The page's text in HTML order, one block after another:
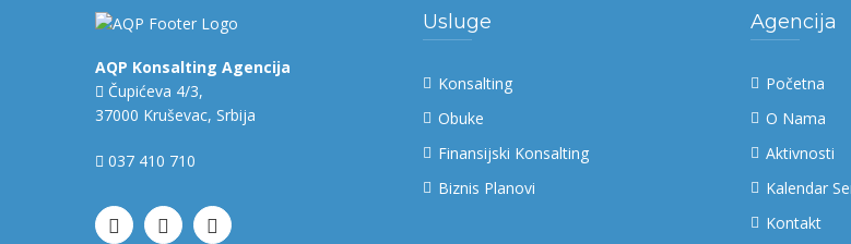
AQP Konsalting Agencija
Čupićeva 4/3,
37000 Kruševac, Srbija
037 410 710
Usluge
Konsalting
Obuke
Finansijski Konsalting
Biznis Planovi
Agencija
Početna
O Nama
Aktivnosti
Kalendar
Kontakt